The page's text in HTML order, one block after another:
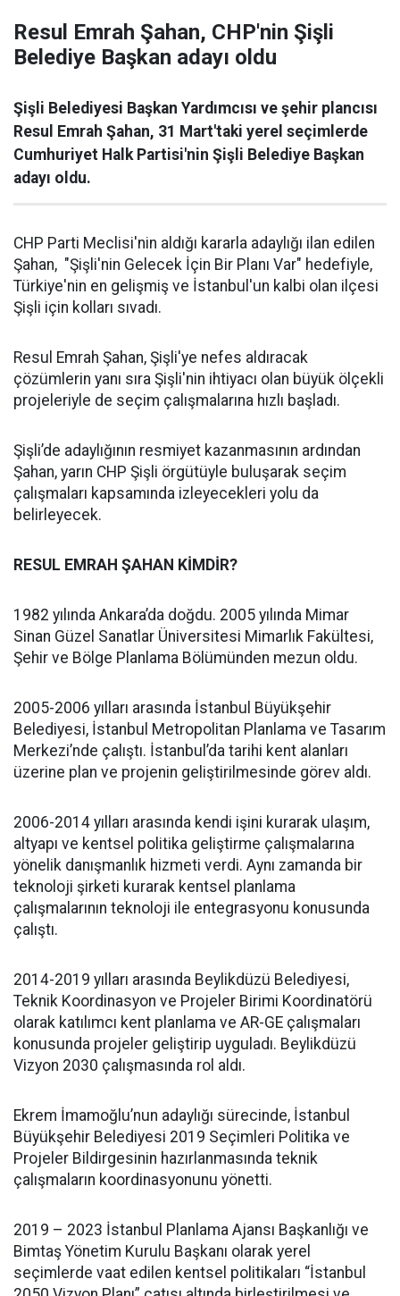
Resul Emrah Şahan, CHP'nin Şişli
Belediye Başkan adayı oldu
Şişli Belediyesi Başkan Yardımcısı ve şehir plancısı
Resul Emrah Şahan, 31 Mart'taki yerel seçimlerde
Cumhuriyet Halk Partisi'nin Şişli Belediye Başkan
adayı oldu.
CHP Parti Meclisi'nin aldığı kararla adaylığı ilan edilen
Şahan, "Şişli'nin Gelecek İçin Bir Planı Var" hedefiyle,
Türkiye'nin en gelişmiş ve İstanbul'un kalbi olan ilçesi
Şişli için kolları sıvadı.
Resul Emrah Şahan, Şişli'ye nefes aldıracak
çözümlerin yanı sıra Şişli'nin ihtiyacı olan büyük ölçekli
projeleriyle de seçim çalışmalarına hızlı başladı.
Şişli’de adaylığının resmiyet kazanmasının ardından
Şahan, yarın CHP Şişli örgütüyle buluşarak seçim
çalışmaları kapsamında izleyecekleri yolu da
belirleyecek.
RESUL EMRAH ŞAHAN KİMDİR?
1982 yılında Ankara’da doğdu. 2005 yılında Mimar
Sinan Güzel Sanatlar Üniversitesi Mimarlık Fakültesi,
Şehir ve Bölge Planlama Bölümünden mezun oldu.
2005-2006 yılları arasında İstanbul Büyükşehir
Belediyesi, İstanbul Metropolitan Planlama ve Tasarım
Merkezi’nde çalıştı. İstanbul’da tarihi kent alanları
üzerine plan ve projenin geliştirilmesinde görev aldı.
2006-2014 yılları arasında kendi işini kurarak ulaşım,
altyapı ve kentsel politika geliştirme çalışmalarına
yönelik danışmanlık hizmeti verdi. Aynı zamanda bir
teknoloji şirketi kurarak kentsel planlama
çalışmalarının teknoloji ile entegrasyonu konusunda
çalıştı.
2014-2019 yılları arasında Beylikdüzü Belediyesi,
Teknik Koordinasyon ve Projeler Birimi Koordinatörü
olarak katılımcı kent planlama ve AR-GE çalışmaları
konusunda projeler geliştirip uyguladı. Beylikdüzü
Vizyon 2030 çalışmasında rol aldı.
Ekrem İmamoğlu’nun adaylığı sürecinde, İstanbul
Büyükşehir Belediyesi 2019 Seçimleri Politika ve
Projeler Bildirgesinin hazırlanmasında teknik
çalışmaların koordinasyonunu yönetti.
2019 – 2023 İstanbul Planlama Ajansı Başkanlığı ve
Bimtaş Yönetim Kurulu Başkanı olarak yerel
seçimlerde vaat edilen kentsel politikaları “İstanbul